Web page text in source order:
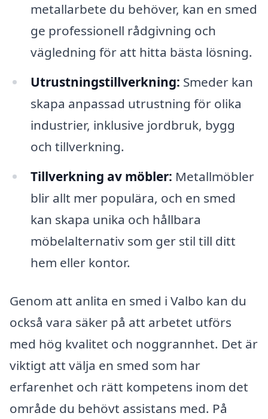
metallarbete du behöver, kan en smed
ge professionell rådgivning och
vägledning för att hitta bästa lösning.
Utrustningstillverkning: Smeder kan
skapa anpassad utrustning för olika
industrier, inklusive jordbruk, bygg
och tillverkning.
Tillverkning av möbler: Metallmöbler
blir allt mer populära, och en smed
kan skapa unika och hållbara
möbelalternativ som ger stil till ditt
hem eller kontor.
Genom att anlita en smed i Valbo kan du
också vara säker på att arbetet utförs
med hög kvalitet och noggrannhet. Det är
viktigt att välja en smed som har
erfarenhet och rätt kompetens inom det
område du behövt assistans med. På